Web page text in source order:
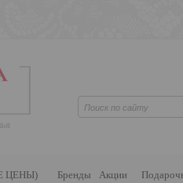
ЦЕНЫ) Бренды Акции